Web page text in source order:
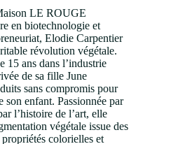
LE ROUGE
en biotechnologie et
Elodie Carpentier
révolution végétale.
15 ans dans l’industrie
de sa fille June
sans compromis pour
son enfant. Passionnée par
l’histoire de l’art, elle
végétale issue des
colorielles et